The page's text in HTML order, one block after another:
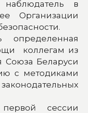
в
Организации
коллегам из
Союза Беларуси
с методиками
сессии